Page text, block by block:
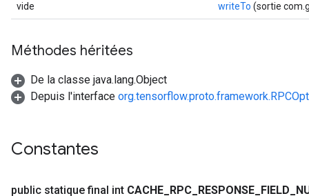
vide writeTo (sortie
Méthodes héritées
De la classe java.lang.Object
Depuis l'interface
Constantes
public statique final int CACHE RPC RESPONSE FIELD